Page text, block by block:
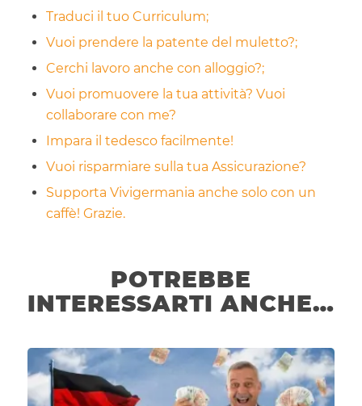
Traduci il tuo Curriculum;
Vuoi prendere la patente del muletto?;
Cerchi lavoro anche con alloggio?;
Vuoi promuovere la tua attività? Vuoi
collaborare con me?
Impara il tedesco facilmente!
Vuoi risparmiare sulla tua Assicurazione?
Supporta Vivigermania anche solo con un
caffè! Grazie.
POTREBBE
INTERESSARTI ANCHE…